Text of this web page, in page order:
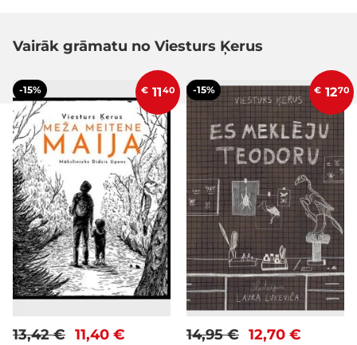
Vairāk grāmatu no Viesturs Ķerus
-15% € 1140
11,40 €
13,42 €
-15% € 1270
12,70 €
14,95 €